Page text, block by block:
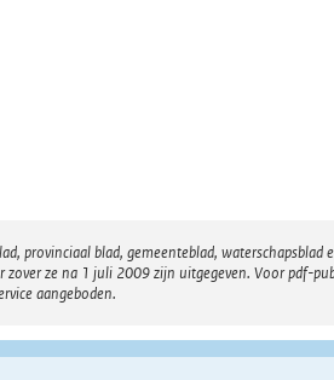
provinciaal blad, gemeenteblad,
ze na 1 juli 2009 zijn uitgegeven. Voor pdf-
aangeboden.